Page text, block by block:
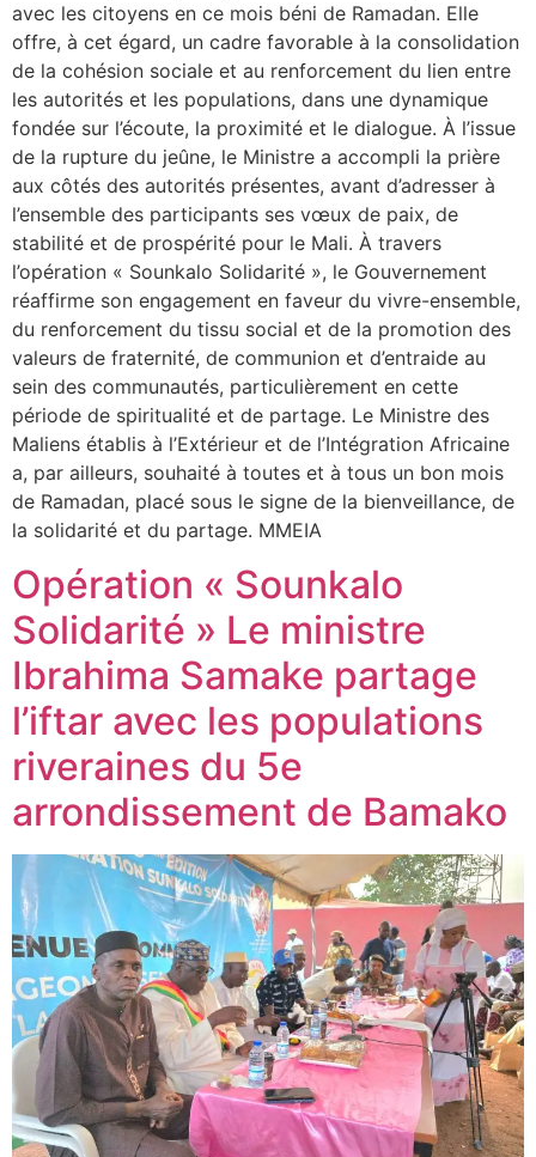
avec les citoyens en ce mois béni de Ramadan. Elle
offre, à cet égard, un cadre favorable à la consolidation
de la cohésion sociale et au renforcement du lien entre
les autorités et les populations, dans une dynamique
fondée sur l’écoute, la proximité et le dialogue. À l’issue
de la rupture du jeûne, le Ministre a accompli la prière
aux côtés des autorités présentes, avant d’adresser à
l’ensemble des participants ses vœux de paix, de
stabilité et de prospérité pour le Mali. À travers
l’opération « Sounkalo Solidarité », le Gouvernement
réaffirme son engagement en faveur du vivre-ensemble,
du renforcement du tissu social et de la promotion des
valeurs de fraternité, de communion et d’entraide au
sein des communautés, particulièrement en cette
période de spiritualité et de partage. Le Ministre des
Maliens établis à l’Extérieur et de l’Intégration Africaine
a, par ailleurs, souhaité à toutes et à tous un bon mois
de Ramadan, placé sous le signe de la bienveillance, de
la solidarité et du partage. MMEIA
Opération « Sounkalo
Solidarité » Le ministre
Ibrahima Samake partage
l’iftar avec les populations
riveraines du 5e
arrondissement de Bamako